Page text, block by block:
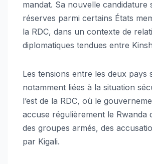
mandat. Sa nouvelle candidature
réserves parmi certains États
la RDC, dans un contexte de
diplomatiques tendues entre
Les tensions entre les deux pays
notamment liées à la situation
l’est de la RDC, où le
accuse régulièrement le Rwanda
des groupes armés, des
par Kigali.